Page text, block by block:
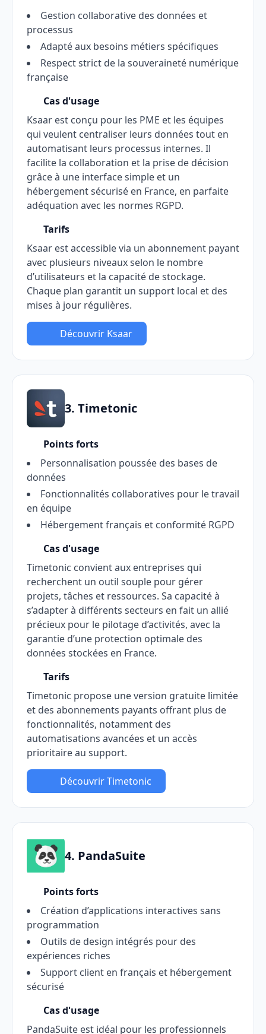
Gestion collaborative des données et
processus
Adapté aux besoins métiers spécifiques
Respect strict de la souveraineté numérique
française
Cas d'usage
Ksaar est conçu pour les PME et les équipes
qui veulent centraliser leurs données tout en
automatisant leurs processus internes. Il
facilite la collaboration et la prise de décision
grâce à une interface simple et un
hébergement sécurisé en France, en parfaite
adéquation avec les normes RGPD.
Tarifs
Ksaar est accessible via un abonnement payant
avec plusieurs niveaux selon le nombre
d’utilisateurs et la capacité de stockage.
Chaque plan garantit un support local et des
mises à jour régulières.
Découvrir Ksaar
3. Timetonic
Points forts
Personnalisation poussée des bases de
données
Fonctionnalités collaboratives pour le travail
en équipe
Hébergement français et conformité RGPD
Cas d'usage
Timetonic convient aux entreprises qui
recherchent un outil souple pour gérer
projets, tâches et ressources. Sa capacité à
s’adapter à différents secteurs en fait un allié
précieux pour le pilotage d’activités, avec la
garantie d’une protection optimale des
données stockées en France.
Tarifs
Timetonic propose une version gratuite limitée
et des abonnements payants offrant plus de
fonctionnalités, notamment des
automatisations avancées et un accès
prioritaire au support.
Découvrir Timetonic
4. PandaSuite
Points forts
Création d’applications interactives sans
programmation
Outils de design intégrés pour des
expériences riches
Support client en français et hébergement
sécurisé
Cas d'usage
PandaSuite est idéal pour les professionnels